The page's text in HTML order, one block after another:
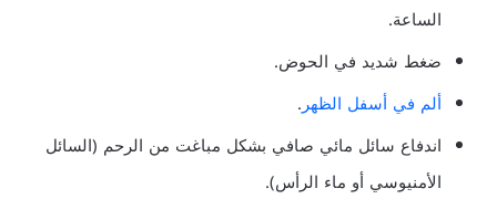
الساعة.
ضغط شديد في الحوض.
ألم في أسفل الظهر.
اندفاع سائل مائي صافي بشكل مباغت من الرحم (السائل
الأمنيوسي أو ماء الرأس).